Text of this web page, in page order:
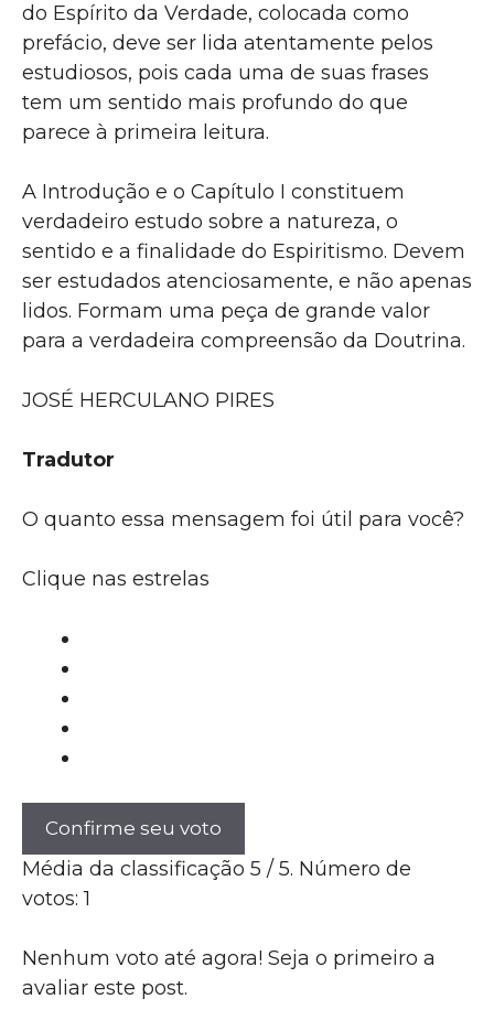
do Espírito da Verdade, colocada como
prefácio, deve ser lida atentamente pelos
estudiosos, pois cada uma de suas frases
tem um sentido mais profundo do que
parece à primeira leitura.
A Introdução e o Capítulo I constituem
verdadeiro estudo sobre a natureza, o
sentido e a finalidade do Espiritismo. Devem
ser estudados atenciosamente, e não apenas
lidos. Formam uma peça de grande valor
para a verdadeira compreensão da Doutrina.
JOSÉ HERCULANO PIRES
Tradutor
O quanto essa mensagem foi útil para você?
Clique nas estrelas
Confirme seu voto
Média da classificação 5 / 5. Número de
votos:1
Nenhum voto até agora! Seja o primeiro a
avaliar este post.